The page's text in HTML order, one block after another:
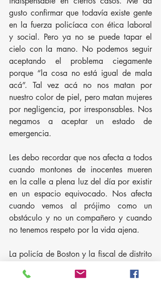
gusto confirmar que todavía existe gente
en la fuerza policíaca con ética laboral
y social. Pero ya no se puede tapar el
cielo con la mano. No podemos seguir
aceptando el problema ciegamente
porque “la cosa no está igual de mala
acá”. Tal vez acá no nos matan por
nuestro color de piel, pero matan mujeres
por negligencia, por irresponsables. Nos
negamos a aceptar un estado de
emergencia.
Les debo recordar que nos afecta a todos
cuando montones de inocentes mueren
en la calle a plena luz del día por existir
en un espacio equivocado. Nos afecta
cuando vemos al prójimo como un
obstáculo y no un compañero y cuando
no tenemos respeto por la vida ajena.
La policía de Boston y la fiscal de distrito
mandato. 30 días para recordarle a una